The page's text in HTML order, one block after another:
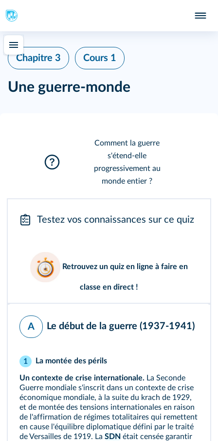
Chapitre 3 Cours 1
Une guerre-monde
Comment la guerre
s'étend-elle
progressivement au
monde entier ?
Testez vos connaissances sur ce quiz
Retrouvez un quiz en ligne à faire en
classe en direct !
A Le début de la guerre (1937-1941)
1 La montée des périls
Un contexte de crise internationale. La Seconde
Guerre mondiale s'inscrit dans un contexte de crise
économique mondiale, à la suite du krach de 1929,
et de montée des tensions internationales en raison
de l'affirmation de régimes totalitaires qui remettent
en cause l'équilibre diplomatique défini par le traité
de Versailles de 1919. La SDN était censée garantir